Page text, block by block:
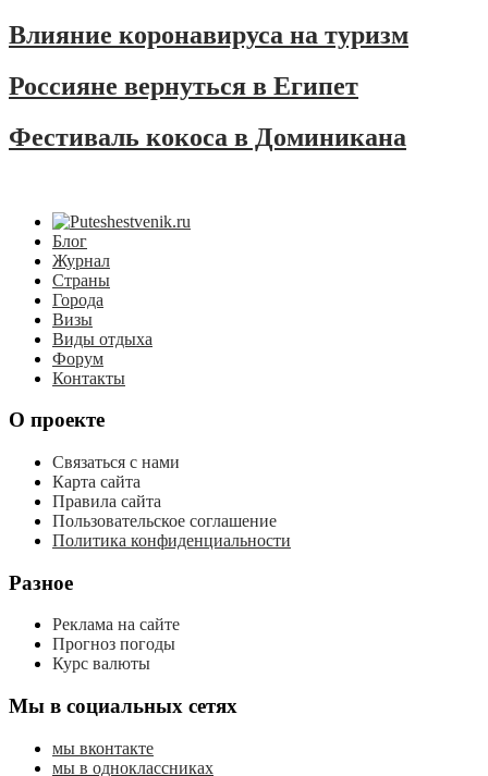
Влияние коронавируса на туризм
Россияне вернуться в Египет
Фестиваль кокоса в Доминикана
Блог
Журнал
Страны
Города
Визы
Виды отдыха
Форум
Контакты
О проекте
Связаться с нами
Карта сайта
Правила сайта
Пользовательское соглашение
Политика конфиденциальности
Разное
Реклама на сайте
Прогноз погоды
Курс валюты
Мы в социальных сетях
мы вконтакте
мы в одноклассниках